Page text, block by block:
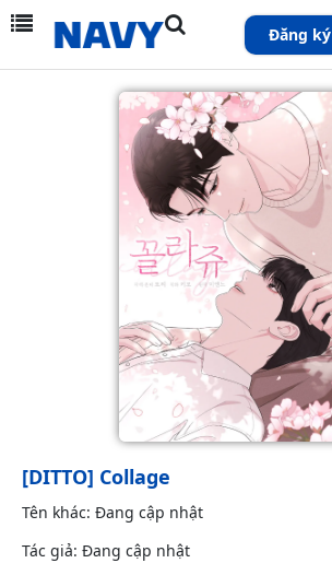
Đăng ký
[DITTO] Collage
Tên khác: Đang cập nhật
Tác giả: Đang cập nhật